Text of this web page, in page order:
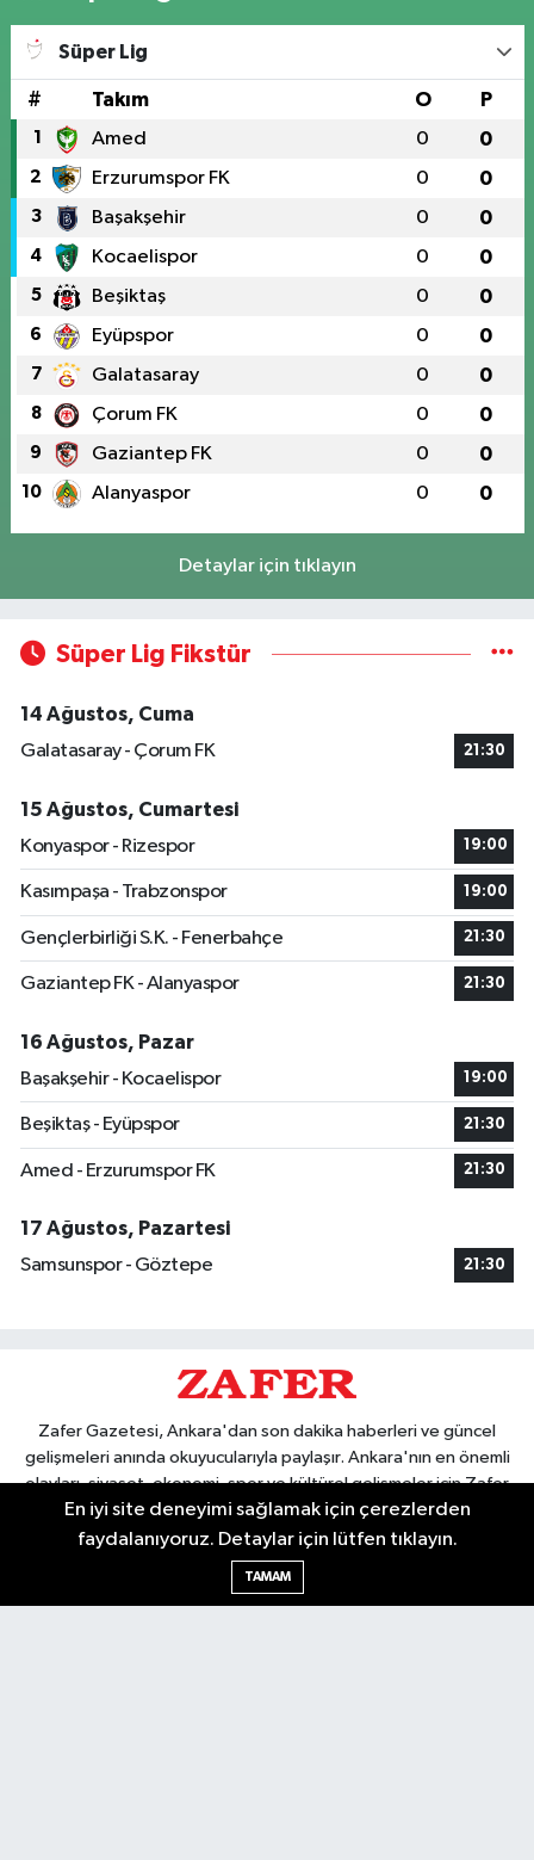
Süper Lig
# Takım O P
1 Amed 0 0
2 Erzurumspor FK 0 0
3 Başakşehir 0 0
4 Kocaelispor 0 0
5 Beşiktaş 0 0
6 Eyüpspor 0 0
7 Galatasaray 0 0
8 Çorum FK 0 0
9 Gaziantep FK 0 0
10 Alanyaspor 0 0
Detaylar için tıklayın
Süper Lig Fikstür
14 Ağustos, Cuma
Galatasaray - Çorum FK
21:30
15 Ağustos, Cumartesi
Konyaspor - Rizespor
19:00
Kasımpaşa - Trabzonspor 19:00
Gençlerbirliği S.K. - Fenerbahçe 21:30
Gaziantep FK - Alanyaspor 21:30
16 Ağustos, Pazar
Başakşehir - Kocaelispor
19:00
Beşiktaş - Eyüpspor 21:30
Amed - Erzurumspor FK 21:30
17 Ağustos, Pazartesi
Samsunspor - Göztepe
21:30
Zafer Gazetesi, Ankara'dan son dakika haberleri ve güncel
gelişmeleri anında okuyucularıyla paylaşır. Ankara'nın en önemli
olayları, siyaset, ekonomi, spor ve kültürel gelişmeler için Zafer
Gazetesi'ni takip edin. Başkentin güvendiği haber kaynağı.
En iyi site deneyimi sağlamak için çerezlerden
faydalanıyoruz. Detaylar için lütfen tıklayın.
TAMAM